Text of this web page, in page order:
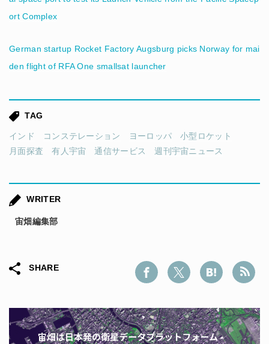
ort Complex
German startup Rocket Factory Augsburg picks Norway for mai
den flight of RFA One smallsat launcher
TAG
インド コンステレーション ヨーロッパ
小型ロケット
月面探査
有人宇宙 通信サービス 週刊宇宙ニュース
WRITER
宙畑編集部
SHARE